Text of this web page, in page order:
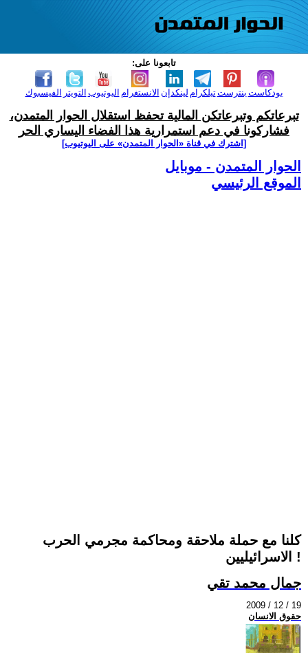
تابعونا على:
الفيسبوك التويتر اليوتيوب الانستغرام لينكدإن تيلكرامبنترست بودكاست
تبرعاتكم وتبرعاتكن المالية تحفظ استقلال الحوار المتمدن،
فشاركونا في دعم استمرارية هذا الفضاء اليساري الحر
[اشترك في قناة ‫«الحوار المتمدن» على اليوتيوب]
الحوار المتمدن - موبايل
الموقع الرئيسي
كلنا مع حملة ملاحقة ومحاكمة مجرمي الحرب
الاسرائيليين !
جمال محمد تقي
2009 / 12 / 19
حقوق الانسان